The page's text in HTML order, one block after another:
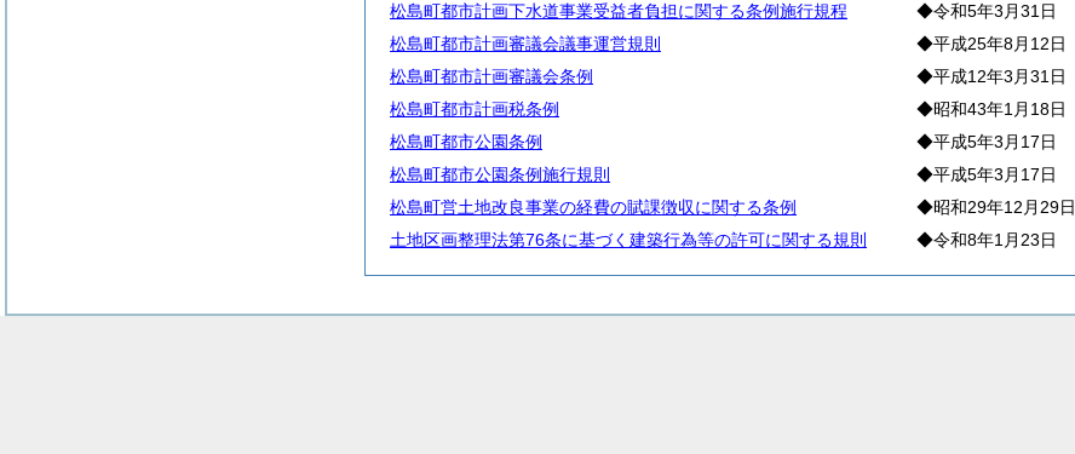
松島町都市計画下水道事業受益者負担に関する条例施行規程
◆令和5年3月31日
松島町都市計画審議会議事運営規則
◆平成25年8月12日
松島町都市計画審議会条例
◆平成12年3月31日
松島町都市計画税条例
◆昭和43年1月18日
松島町都市公園条例
◆平成5年3月17日
松島町都市公園条例施行規則
◆平成5年3月17日
松島町営土地改良事業の経費の賦課徴収に関する条例
◆昭和29年12月29日
土地区画整理法第76条に基づく建築行為等の許可に関する規則
◆令和8年1月23日